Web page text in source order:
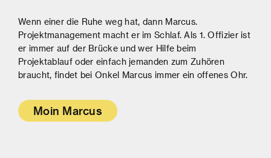
Wenn einer die Ruhe weg hat, dann Marcus.
Projektmanagement macht er im Schlaf. Als 1. Offizier ist
er immer auf der Brücke und wer Hilfe beim
Projektablauf oder einfach jemanden zum Zuhören
braucht, findet bei Onkel Marcus immer ein offenes Ohr.
Moin Marcus